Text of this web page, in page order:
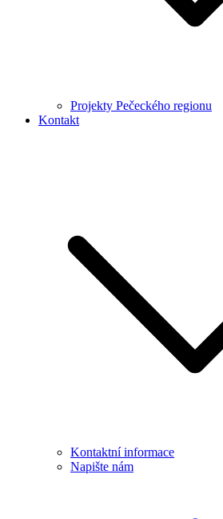
Projekty Pečeckého regionu
Kontakt
Kontaktní informace
Napište nám